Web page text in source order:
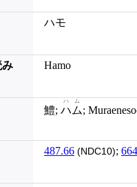
ハモ
み Hamo
鱧; ハム
ハム
;
487.66 (NDC10);